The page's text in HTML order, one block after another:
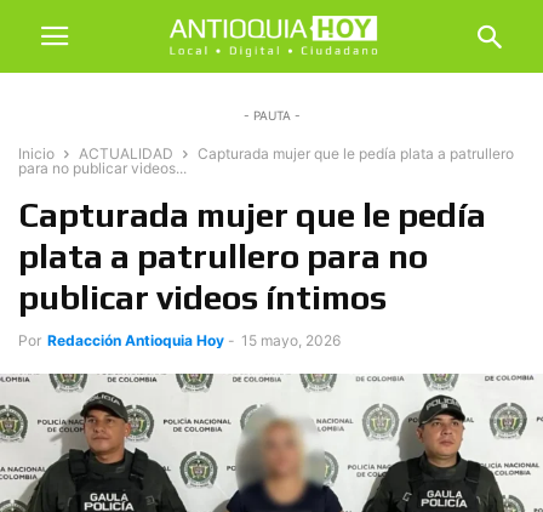
- PAUTA -
Inicio ACTUALIDAD
Capturada mujer que le pedía plata a patrullero
para no publicar videos...
Capturada mujer que le pedía
plata a patrullero para no
publicar videos íntimos
Por Redacción Antioquia Hoy - 15 mayo, 2026